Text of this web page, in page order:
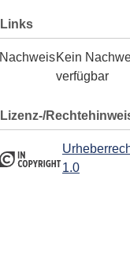
Links
NachweisKein
verfügbar
Lizenz-/
1.0